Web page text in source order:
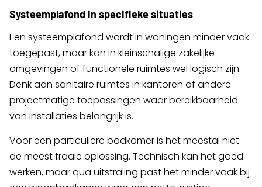
Systeemplafond in specifieke situaties
Een systeemplafond wordt in woningen minder vaak
toegepast, maar kan in kleinschalige zakelijke
omgevingen of functionele ruimtes wel logisch zijn.
Denk aan sanitaire ruimtes in kantoren of andere
projectmatige toepassingen waar bereikbaarheid
van installaties belangrijk is.
Voor een particuliere badkamer is het meestal niet
de meest fraaie oplossing. Technisch kan het goed
werken, maar qua uitstraling past het minder vaak bij